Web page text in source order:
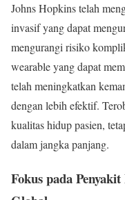
Johns Hopkins telah
invasif yang dapat
mengurangi risiko
wearable yang dapat
telah meningkatkan
dengan lebih efektif.
kualitas hidup pasien,
dalam jangka panjang.
Fokus pada